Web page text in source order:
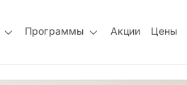
Программы Акции Цены